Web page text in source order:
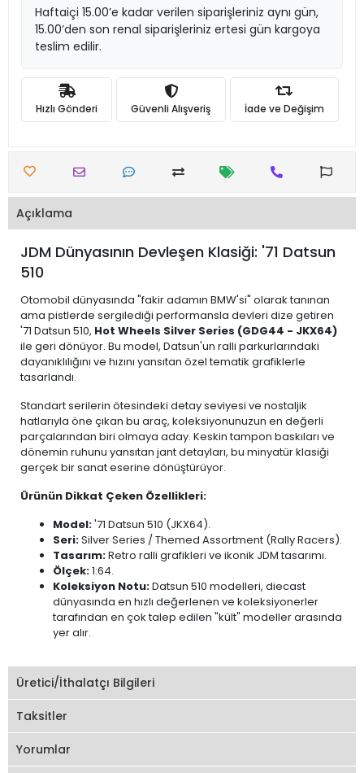
Haftaiçi 15.00’e kadar verilen siparişleriniz aynı gün,
15.00’den son renal siparişleriniz ertesi gün kargoya
teslim edilir.
Hızlı Gönderi Güvenli Alışveriş İade ve Değişim
Açıklama
JDM Dünyasının Devleşen Klasiği: '71 Datsun
510
Otomobil dünyasında "fakir adamın BMW'si" olarak tanınan
ama pistlerde sergilediği performansla devleri dize getiren
'71 Datsun 510, Hot Wheels Silver Series (GDG44 - JKX64)
ile geri dönüyor. Bu model, Datsun'un ralli parkurlarındaki
dayanıklılığını ve hızını yansıtan özel tematik grafiklerle
tasarlandı.
Standart serilerin ötesindeki detay seviyesi ve nostaljik
hatlarıyla öne çıkan bu araç, koleksiyonunuzun en değerli
parçalarından biri olmaya aday. Keskin tampon baskıları ve
dönemin ruhunu yansıtan jant detayları, bu minyatür klasiği
gerçek bir sanat eserine dönüştürüyor.
Ürünün Dikkat Çeken Özellikleri:
Model:'71 Datsun 510 (JKX64).
Seri:Silver Series / Themed Assortment (Rally Racers).
Tasarım:Retro ralli grafikleri ve ikonik JDM tasarımı.
Ölçek:1:64.
Koleksiyon Notu:Datsun 510 modelleri, diecast
dünyasında en hızlı değerlenen ve koleksiyonerler
tarafından en çok talep edilen "kült" modeller arasında
yer alır.
Üretici/İthalatçı Bilgileri
Taksitler
Yorumlar